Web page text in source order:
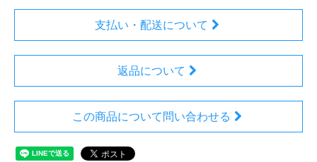
支払い・配送について
返品について
この商品について問い合わせる